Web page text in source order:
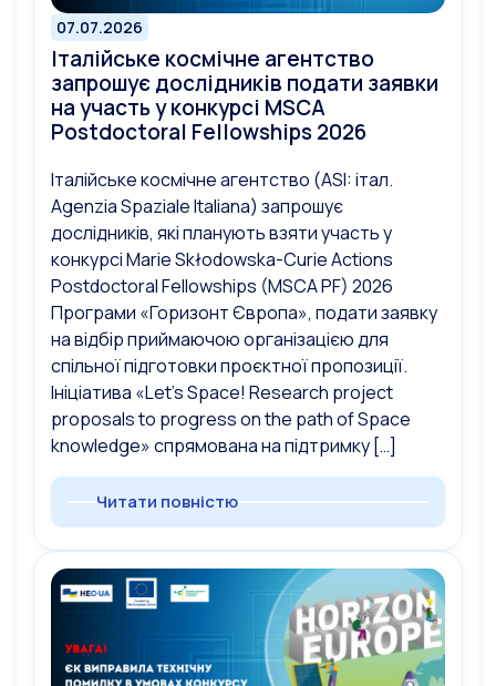
07.07.2026
Італійське космічне агентство
запрошує дослідників подати заявки
на участь у конкурсі MSCA
Postdoctoral Fellowships 2026
Італійське космічне агентство (ASI: італ.
Agenzia Spaziale Italiana) запрошує
дослідників, які планують взяти участь у
конкурсі Marie Skłodowska-Curie Actions
Postdoctoral Fellowships (MSCA PF) 2026
Програми «Горизонт Європа», подати заявку
на відбір приймаючою організацією для
спільної підготовки проєктної пропозиції.
Ініціатива «Let’s Space! Research project
proposals to progress on the path of Space
knowledge» спрямована на підтримку […]
Читати повністю